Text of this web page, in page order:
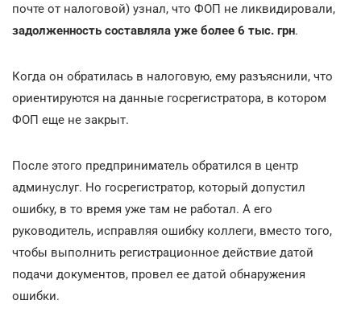
почте от налоговой) узнал, что ФОП не ликвидировали,
задолженность составляла уже более 6 тыс. грн.
Когда он обратилась в налоговую, ему разъяснили, что
ориентируются на данные госрегистратора, в котором
ФОП еще не закрыт.
После этого предприниматель обратился в центр
админуслуг. Но госрегистратор, который допустил
ошибку, в то время уже там не работал. А его
руководитель, исправляя ошибку коллеги, вместо того,
чтобы выполнить регистрационное действие датой
подачи документов, провел ее датой обнаружения
ошибки.